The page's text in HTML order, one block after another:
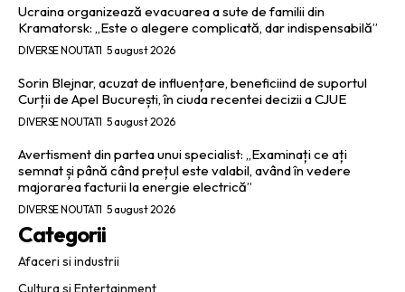
Ucraina organizează evacuarea a sute de familii din
Kramatorsk: „Este o alegere complicată, dar indispensabilă”
DIVERSE NOUTATI 5 august 2026
Sorin Blejnar, acuzat de influențare, beneficiind de suportul
Curții de Apel București, în ciuda recentei decizii a CJUE
DIVERSE NOUTATI 5 august 2026
Avertisment din partea unui specialist: „Examinați ce ați
semnat și până când prețul este valabil, având în vedere
majorarea facturii la energie electrică”
DIVERSE NOUTATI 5 august 2026
Categorii
Afaceri si industrii
Cultura si Entertainment